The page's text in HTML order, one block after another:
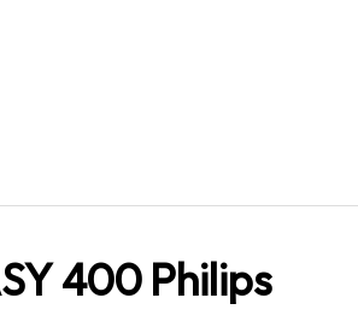
400 Philips